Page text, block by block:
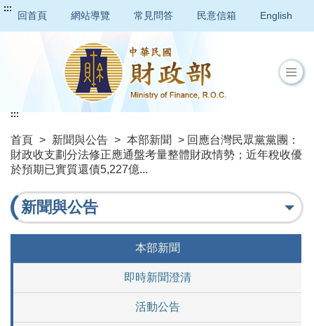
:::
回首頁 網站導覽 常見問答 民意信箱 English
首頁 > 新聞與公告 > 本部新聞
> 回應台灣民眾黨黨團：
財政收支劃分法修正應通盤考量整體財政情勢；近年稅收優
於預期已實質還債5,227億...
:::
新聞與公告
本部新聞
即時新聞澄清
活動公告